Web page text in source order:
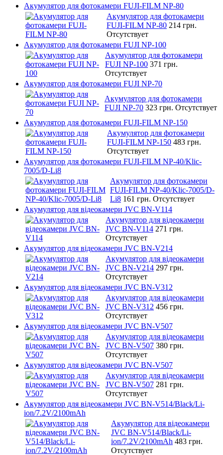
Акумулятор для фотокамери FUJI-FILM NP-80
Акумулятор для фотокамери
FUJI-FILM NP-80 214 грн.
Отсутствует
Акумулятор для фотокамери FUJI NP-100
Акумулятор для фотокамери
FUJI NP-100 371 грн.
Отсутствует
Акумулятор для фотокамери FUJI NP-70
Акумулятор для фотокамери
FUJI NP-70 323 грн. Отсутствует
Акумулятор для фотокамери FUJI-FILM NP-150
Акумулятор для фотокамери
FUJI-FILM NP-150 483 грн.
Отсутствует
Акумулятор для фотокамери FUJI-FILM NP-40/Klic-
7005/D-Li8
Акумулятор для фотокамери
FUJI-FILM NP-40/Klic-7005/D-
Li8 161 грн. Отсутствует
Акумулятор для відеокамери JVC BN-V114
Акумулятор для відеокамери
JVC BN-V114 271 грн.
Отсутствует
Акумулятор для відеокамери JVC BN-V214
Акумулятор для відеокамери
JVC BN-V214 297 грн.
Отсутствует
Акумулятор для відеокамери JVC BN-V312
Акумулятор для відеокамери
JVC BN-V312 456 грн.
Отсутствует
Акумулятор для відеокамери JVC BN-V507
Акумулятор для відеокамери
JVC BN-V507 380 грн.
Отсутствует
Акумулятор для відеокамери JVC BN-V507
Акумулятор для відеокамери
JVC BN-V507 281 грн.
Отсутствует
Акумулятор для відеокамери JVC BN-V514/Black/Li-
ion/7.2V/2100mAh
Акумулятор для відеокамери
JVC BN-V514/Black/Li-
ion/7.2V/2100mAh 483 грн.
Отсутствует